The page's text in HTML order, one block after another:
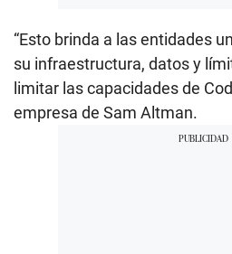
“Esto brinda a las entidades
su infraestructura, datos y
limitar las capacidades de
empresa de Sam Altman.